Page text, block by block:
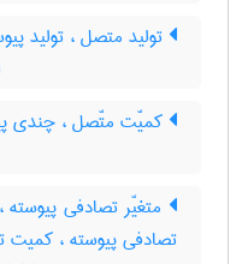
تولید متصل ، تولید
کمیّت متّصل ، چندی
متغیّر تصادفی
تصادفی پیوسته ، کمیت